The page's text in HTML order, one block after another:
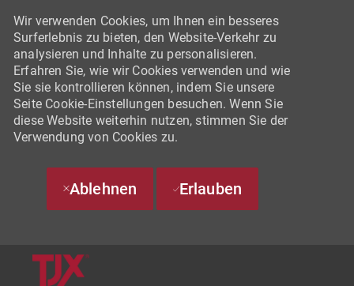
Wir verwenden Cookies, um Ihnen ein besseres
Surferlebnis zu bieten, den Website-Verkehr zu
analysieren und Inhalte zu personalisieren.
Erfahren Sie, wie wir Cookies verwenden und wie
Sie sie kontrollieren können, indem Sie unsere
Seite Cookie-Einstellungen besuchen. Wenn Sie
diese Website weiterhin nutzen, stimmen Sie der
Verwendung von Cookies zu.
Ablehnen Erlauben